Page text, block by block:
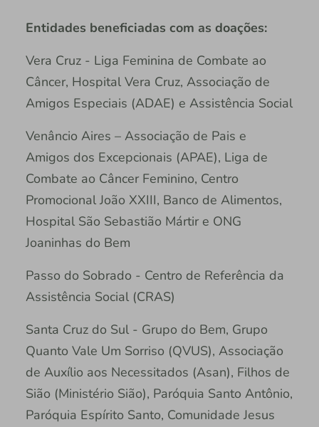
Entidades beneficiadas com as doações:
Vera Cruz - Liga Feminina de Combate ao
Câncer, Hospital Vera Cruz, Associação de
Amigos Especiais (ADAE) e Assistência Social
Venâncio Aires – Associação de Pais e
Amigos dos Excepcionais (APAE), Liga de
Combate ao Câncer Feminino, Centro
Promocional João XXIII, Banco de Alimentos,
Hospital São Sebastião Mártir e ONG
Joaninhas do Bem
Passo do Sobrado - Centro de Referência da
Assistência Social (CRAS)
Santa Cruz do Sul - Grupo do Bem, Grupo
Quanto Vale Um Sorriso (QVUS), Associação
de Auxílio aos Necessitados (Asan), Filhos de
Sião (Ministério Sião), Paróquia Santo Antônio,
Paróquia Espírito Santo, Comunidade Jesus